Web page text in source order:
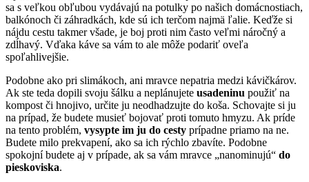
sa s veľkou obľubou vydávajú na potulky po našich domácnostiach,
balkónoch či záhradkách, kde sú ich terčom najmä ľalie. Keďže si
nájdu cestu takmer všade, je boj proti nim často veľmi náročný a
zdĺhavý. Vďaka káve sa vám to ale môže podariť oveľa
spoľahlivejšie.
Podobne ako pri slimákoch, ani mravce nepatria medzi kávičkárov.
Ak ste teda dopili svoju šálku a neplánujete usadeninu použiť na
kompost či hnojivo, určite ju neodhadzujte do koša. Schovajte si ju
na prípad, že budete musieť bojovať proti tomuto hmyzu. Ak príde
na tento problém, vysypte im ju do cesty prípadne priamo na ne.
Budete milo prekvapení, ako sa ich rýchlo zbavíte. Podobne
spokojní budete aj v prípade, ak sa vám mravce „nanominujú“ do
pieskoviska.